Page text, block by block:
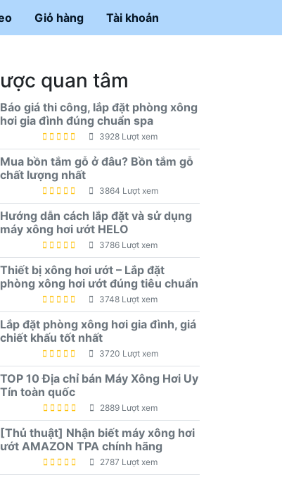
Giỏ hàng Tài khoản
quan tâm
Báo giá thi công, lắp đặt phòng xông
hơi gia đình đúng chuẩn spa
3928 Lượt xem
Mua bồn tắm gỗ ở đâu? Bồn tắm gỗ
chất lượng nhất
3864 Lượt xem
Hướng dẫn cách lắp đặt và sử dụng
máy xông hơi ướt HELO
3786 Lượt xem
Thiết bị xông hơi ướt – Lắp đặt
phòng xông hơi ướt đúng tiêu chuẩn
3748 Lượt xem
Lắp đặt phòng xông hơi gia đình, giá
chiết khấu tốt nhất
3720 Lượt xem
TOP 10 Địa chỉ bán Máy Xông Hơi Uy
Tín toàn quốc
2889 Lượt xem
[Thủ thuật] Nhận biết máy xông hơi
ướt AMAZON TPA chính hãng
2787 Lượt xem